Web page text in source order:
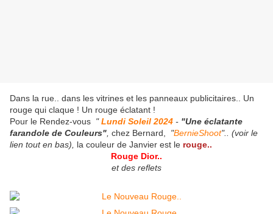
Dans la rue.. dans les vitrines et les panneaux publicitaires.. Un
rouge qui claque ! Un rouge éclatant !
Pour le Rendez-vous " Lundi Soleil 2024 - "Une éclatante
farandole de Couleurs" chez Bernard, "BernieShoot".. (voir le
lien tout en bas), la couleur de Janvier est le rouge..
Rouge Dior..
et des reflets